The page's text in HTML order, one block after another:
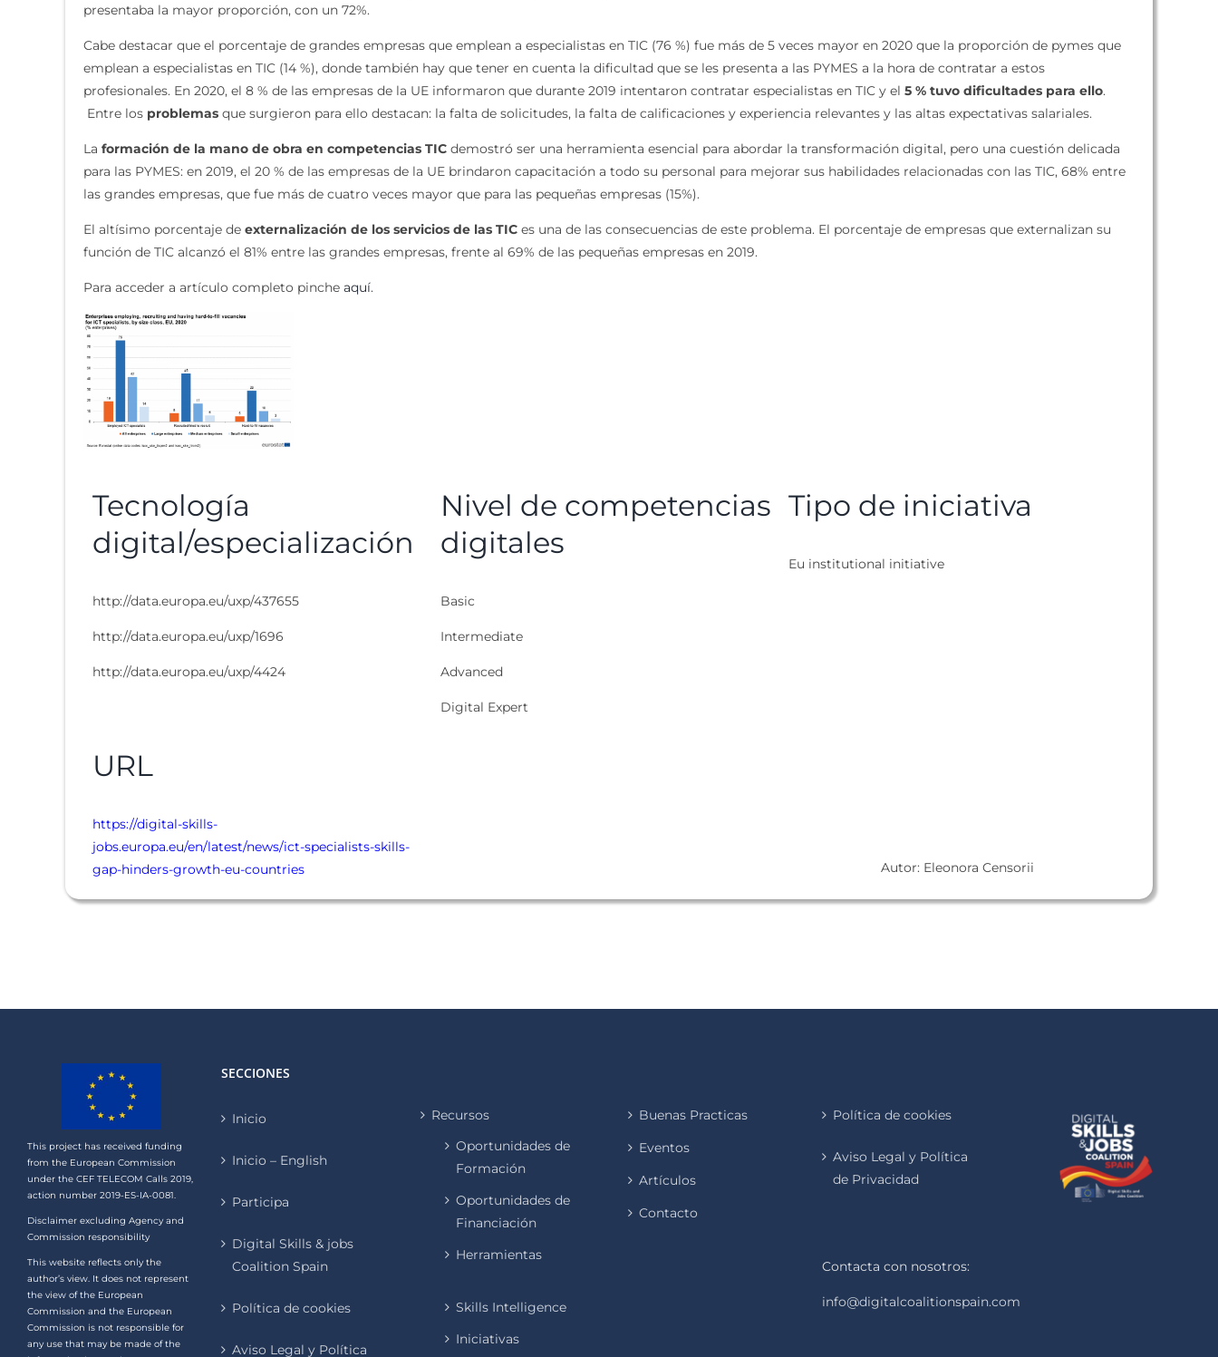
presentaba la mayor proporción, con un 72%.
Cabe destacar que el porcentaje de grandes empresas que emplean a especialistas en TIC (76 %) fue más de 5 veces mayor en 2020 que la proporción de pymes que
emplean a especialistas en TIC (14 %), donde también hay que tener en cuenta la dificultad que se les presenta a las PYMES a la hora de contratar a estos
profesionales. En 2020, el 8 % de las empresas de la UE informaron que durante 2019 intentaron contratar especialistas en TIC y el 5 % tuvo dificultades para ello.
Entre los problemas que surgieron para ello destacan: la falta de solicitudes, la falta de calificaciones y experiencia relevantes y las altas expectativas salariales.
La formación de la mano de obra en competencias TIC demostró ser una herramienta esencial para abordar la transformación digital, pero una cuestión delicada
para las PYMES: en 2019, el 20 % de las empresas de la UE brindaron capacitación a todo su personal para mejorar sus habilidades relacionadas con las TIC, 68% entre
las grandes empresas, que fue más de cuatro veces mayor que para las pequeñas empresas (15%).
El altísimo porcentaje de externalización de los servicios de las TIC es una de las consecuencias de este problema. El porcentaje de empresas que externalizan su
función de TIC alcanzó el 81% entre las grandes empresas, frente al 69% de las pequeñas empresas en 2019.
Para acceder a artículo completo pinche aquí.
Tecnología
digital/especialización
http://data.europa.eu/uxp/437655
http://data.europa.eu/uxp/1696
http://data.europa.eu/uxp/4424
Nivel de competencias
digitales
Basic
Intermediate
Advanced
Digital Expert
Tipo de iniciativa
Eu institutional initiative
URL
https://digital-skills-
jobs.europa.eu/en/latest/news/ict-specialists-skills-
gap-hinders-growth-eu-countries
Autor: Eleonora Censorii
This project has received funding
from the European Commission
under the CEF TELECOM Calls 2019,
action number 2019-ES-IA-0081.
Disclaimer excluding Agency and
Commission responsibility
This website reflects only the
author’s view. It does not represent
the view of the European
Commission and the European
Commission is not responsible for
any use that may be made of the
SECCIONES
Inicio
Inicio – English
Participa
Digital Skills & jobs
Coalition Spain
Política de cookies
Aviso Legal y Política
Recursos
Oportunidades de
Formación
Oportunidades de
Financiación
Herramientas
Skills Intelligence
Iniciativas
Buenas Practicas
Eventos
Artículos
Contacto
Política de cookies
Aviso Legal y Política
de Privacidad
Contacta con nosotros:
info@digitalcoalitionspain.com